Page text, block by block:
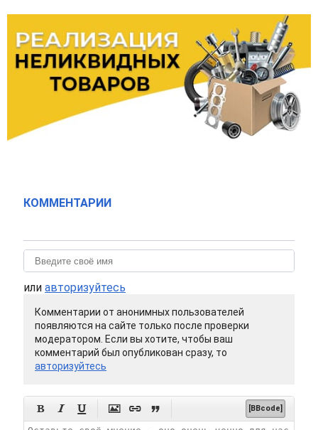
КОММЕНТАРИИ
или авторизуйтесь
Комментарии от анонимных пользователей
появляются на сайте только после проверки
модератором. Если вы хотите, чтобы ваш
комментарий был опубликован сразу, то
авторизуйтесь
      [BBcode]